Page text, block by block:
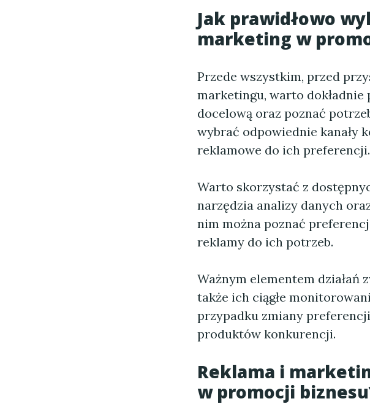
Jak prawidłowo
marketing w
Przede wszystkim, przed
marketingu, warto
docelową oraz poznać
wybrać odpowiednie kanały
reklamowe do ich preferencji.
Warto skorzystać z
narzędzia analizy danych
nim można poznać
reklamy do ich potrzeb.
Ważnym elementem działań
także ich ciągłe
przypadku zmiany
produktów konkurencji.
Reklama i
w promocji